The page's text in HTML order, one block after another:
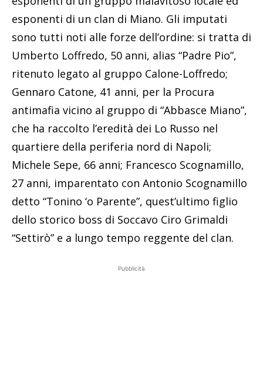
esponenti di un clan di Miano. Gli imputati
sono tutti noti alle forze dell’ordine: si tratta di
Umberto Loffredo, 50 anni, alias “Padre Pio”,
ritenuto legato al gruppo Calone-Loffredo;
Gennaro Catone, 41 anni, per la Procura
antimafia vicino al gruppo di “Abbasce Miano”,
che ha raccolto l’eredità dei Lo Russo nel
quartiere della periferia nord di Napoli;
Michele Sepe, 66 anni; Francesco Scognamillo,
27 anni, imparentato con Antonio Scognamillo
detto “Tonino ‘o Parente”, quest’ultimo figlio
dello storico boss di Soccavo Ciro Grimaldi
“Settirò” e a lungo tempo reggente del clan.
Pubblicità